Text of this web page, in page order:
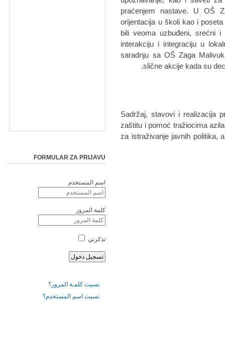
praćenjem nastave. U OŠ
orijentacija u školi kao i
bili veoma uzbuđeni, srećni
interakciju i integraciju u
saradnju sa OŠ Zaga
slične akcije kada su
Sadržaj, stavovi i realizacija
zaštitu i pomoć tražiocima
za istraživanje javnih politika,
FORMULAR ZA PRIJAVU
اسم المستخدم
كلمة المرور
تذكرني
نسيت كلمـة المرور؟
نسيت اسم المستخدم؟